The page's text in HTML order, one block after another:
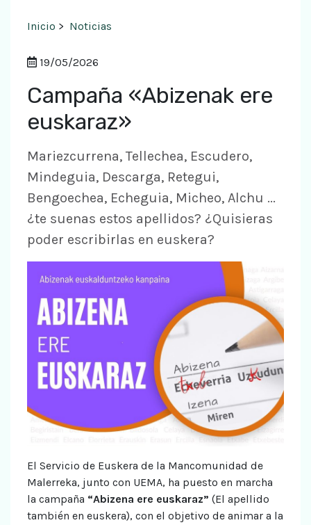
Inicio > Noticias
19/05/2026
Campaña «Abizenak ere
euskaraz»
Mariezcurrena, Tellechea, Escudero,
Mindeguia, Descarga, Retegui,
Bengoechea, Echeguia, Micheo, Alchu ...
¿te suenas estos apellidos? ¿Quisieras
poder escribirlas en euskera?
El Servicio de Euskera de la Mancomunidad de
Malerreka, junto con UEMA, ha puesto en marcha
la campaña “Abizena ere euskaraz” (El apellido
también en euskera), con el objetivo de animar a la